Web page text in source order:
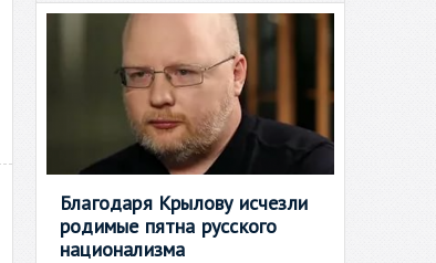
Благодаря Крылову исчезли
родимые пятна русского
национализма